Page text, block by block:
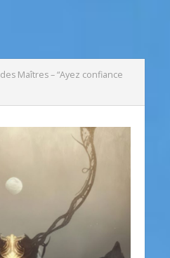
Maîtres – “Ayez confiance